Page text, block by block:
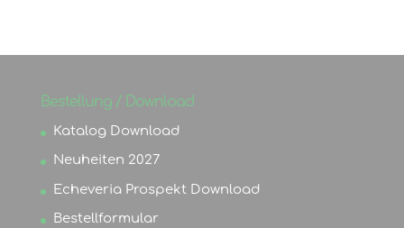
Bestellung / Download
Katalog Download
Neuheiten 2027
Echeveria Prospekt Download
Bestellformular